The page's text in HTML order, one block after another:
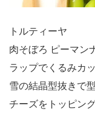
トルティーヤ
肉そぼろ ピーマン
ラップでくるみカ
雪の結晶型抜きで
チーズをトッピン